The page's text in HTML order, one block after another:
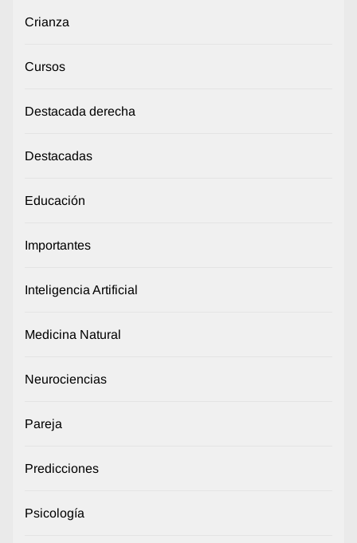
Crianza
Cursos
Destacada derecha
Destacadas
Educación
Importantes
Inteligencia Artificial
Medicina Natural
Neurociencias
Pareja
Predicciones
Psicología